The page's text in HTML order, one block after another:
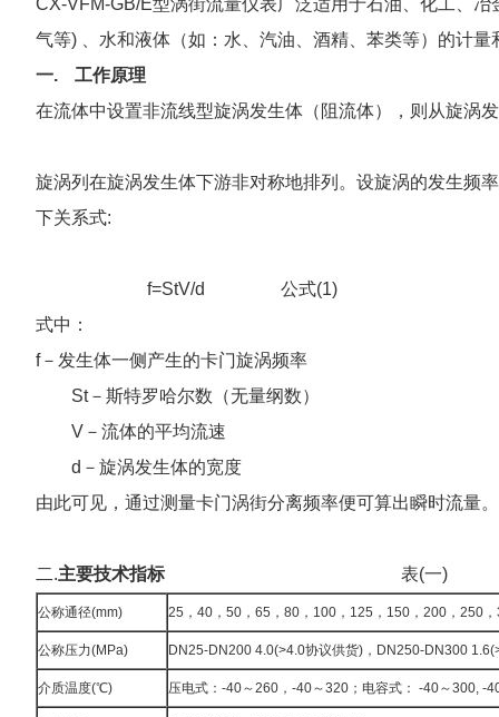
CX-VFM-GB/E型涡街流量仪表广泛适用于石油、化工、
气等) 、水和液体（如：水、汽油、酒精、苯类等）的计量
一.
工作原理
在流体中设置非流线型旋涡发生体（阻流体），则从旋涡
旋涡列在旋涡发生体下游非对称地排列。设旋涡的发生频
下关系式:
f=StV/d 公式(1)
式中：
f－发生体一侧产生的卡门旋涡频率
St－斯特罗哈尔数（无量纲数）
V－流体的平均流速
d－旋涡发生体的宽度
由此可见，通过测量卡门涡街分离频率便可算出瞬时流量
二.主要技术指标 表(一)
公称通径(mm) 25， 40，50，65，80，100，125，150，200，250
公称压力(MPa) DN25-DN200 4.0(>4.0协议供货)，DN250-DN300
介质温度(℃) 压电式： -40～260，-40～320；电容式： -40～300, -